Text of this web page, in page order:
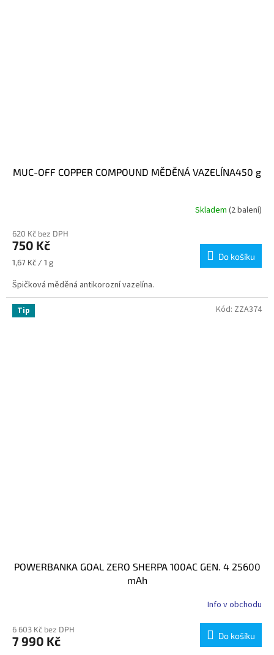
MUC-OFF COPPER COMPOUND MĚDĚNÁ VAZELÍNA450 g
Skladem (2 balení)
620 Kč bez DPH
750 Kč
Měrná
1,67 Kč / 1 g
Do košíku
Špičková měděná antikorozní vazelína.
Tip
POWERBANKA GOAL ZERO SHERPA 100AC GEN. 4 25600
mAh
Info v obchodu
6 603 Kč bez DPH
7 990 Kč Do košíku
Kód: ZZA374